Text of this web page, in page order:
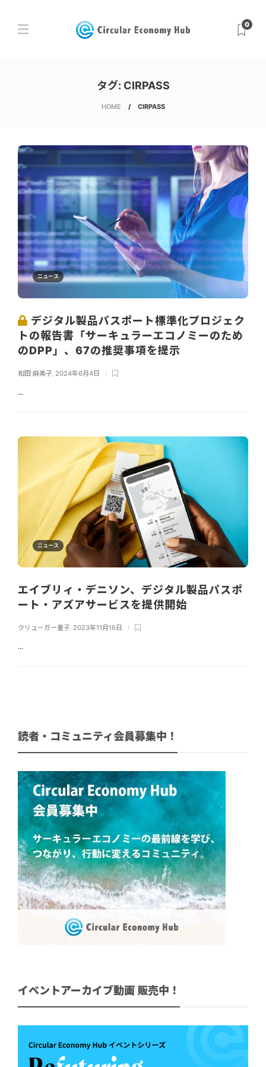
0
タグ: CIRPASS
HOME CIRPASS
ニュース
デジタル製品パスポート標準化プロジェク
トの報告書「サーキュラーエコノミーのため
のDPP」、67の推奨事項を提示
和田 麻美子, 2024年6月4日
...
ニュース
エイブリィ・デニソン、デジタル製品パスポ
ート・アズアサービスを提供開始
クリューガー量子 2023年11月16日
...
読者・コミュニティ会員募集中！
イベントアーカイブ動画 販売中！